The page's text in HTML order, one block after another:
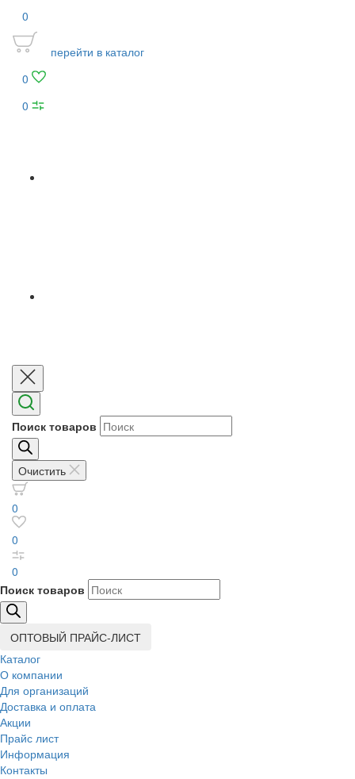
0
перейти в каталог
0
0
Поиск товаров
Очистить
0
0
0
Поиск товаров
ОПТОВЫЙ ПРАЙС-ЛИСТ
Каталог
О компании
Для организаций
Доставка и оплата
Акции
Прайс лист
Информация
Контакты